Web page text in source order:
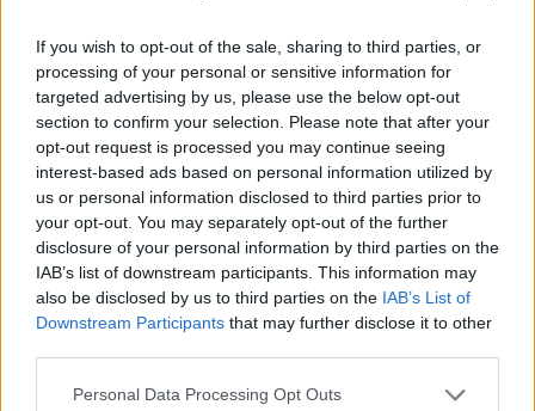
If you wish to opt-out of the sale, sharing to third parties, or
processing of your personal or sensitive information for
targeted advertising by us, please use the below opt-out
section to confirm your selection. Please note that after your
opt-out request is processed you may continue seeing
interest-based ads based on personal information utilized by
us or personal information disclosed to third parties prior to
your opt-out. You may separately opt-out of the further
disclosure of your personal information by third parties on the
IAB’s list of downstream participants. This information may
also be disclosed by us to third parties on the IAB’s List of
Downstream Participants that may further disclose it to other
Please note that this website/app uses one or more Google
Personal Data Processing Opt Outs
ΔΙΑΒΑΣΤΕ ΕΠΙΣΗΣ
Κόσμος|14.08.2025 16:32
Πούτιν πριν την Αλάσκα: Οι ΗΠΑ
καταβάλλουν ειλικρινείς και
ενεργητικές προσπάθειες για
τερματισμό του πολέμου
Κόσμος|14.08.2025 18:08
Times of Israel: Ο δήμος της
Ιερουσαλήμ «πάγωσε» τους
τραπεζικούς λογαριασμούς του